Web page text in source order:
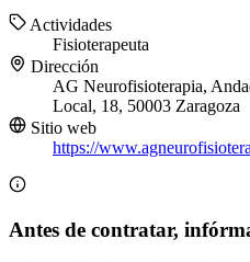
Actividades
Fisioterapeuta
Dirección
AG Neurofisioterapia,
Local, 18, 50003 Zaragoza
Sitio web
https://
Antes de contratar,